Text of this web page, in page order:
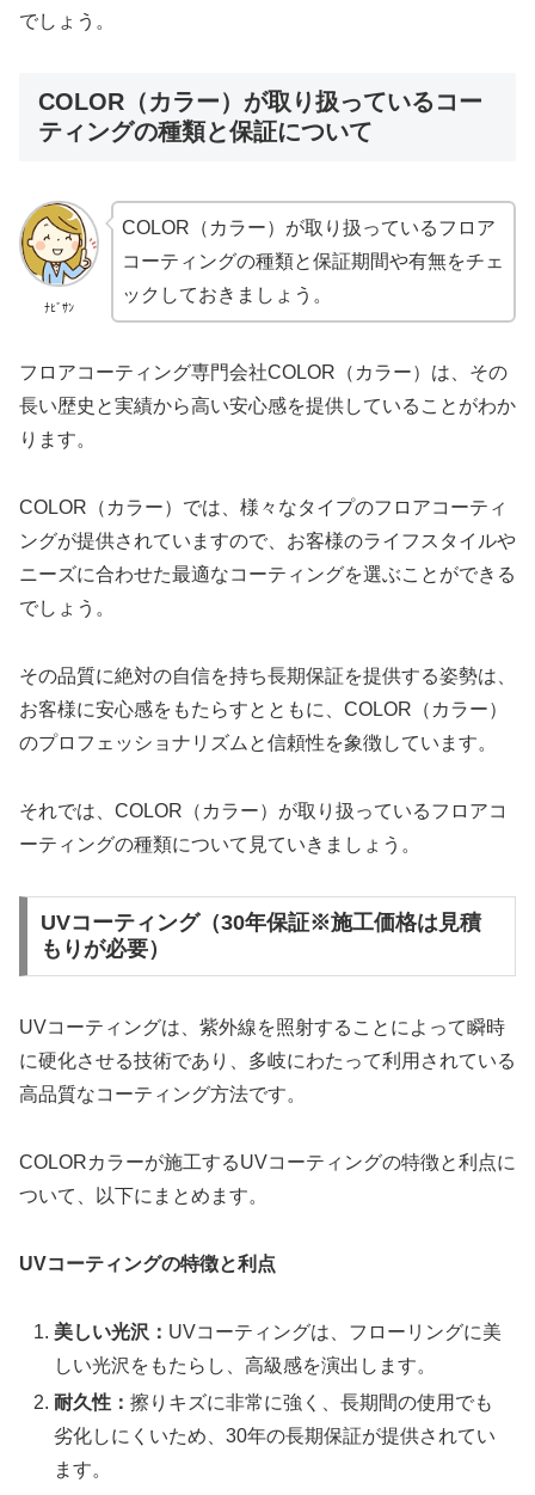
でしょう。
COLOR（カラー）が取り扱っているコー
ティングの種類と保証について
ﾅﾋﾞｻﾝ
COLOR（カラー）が取り扱っているフロア
コーティングの種類と保証期間や有無をチェ
ックしておきましょう。
フロアコーティング専門会社COLOR（カラー）は、その
長い歴史と実績から高い安心感を提供していることがわか
ります。
COLOR（カラー）では、様々なタイプのフロアコーティ
ングが提供されていますので、お客様のライフスタイルや
ニーズに合わせた最適なコーティングを選ぶことができる
でしょう。
その品質に絶対の自信を持ち長期保証を提供する姿勢は、
お客様に安心感をもたらすとともに、COLOR（カラー）
のプロフェッショナリズムと信頼性を象徴しています。
それでは、COLOR（カラー）が取り扱っているフロアコ
ーティングの種類について見ていきましょう。
UVコーティング（30年保証※施工価格は見積
もりが必要）
UVコーティングは、紫外線を照射することによって瞬時
に硬化させる技術であり、多岐にわたって利用されている
高品質なコーティング方法です。
COLORカラーが施工するUVコーティングの特徴と利点に
ついて、以下にまとめます。
UVコーティングの特徴と利点
美しい光沢： UVコーティングは、フローリングに美
しい光沢をもたらし、高級感を演出します。
耐久性：擦りキズに非常に強く、長期間の使用でも
劣化しにくいため、30年の長期保証が提供されてい
ます。